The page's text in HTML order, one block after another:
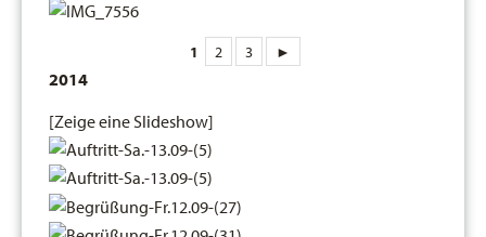
1 2 3 ►
2014
[Zeige eine Slideshow]